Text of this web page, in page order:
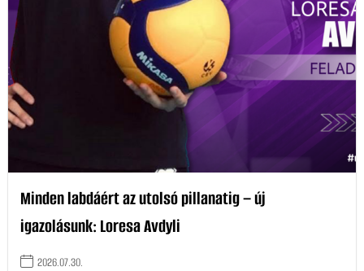
Minden labdáért az utolsó pillanatig – új
igazolásunk: Loresa Avdyli
2026.07.30.